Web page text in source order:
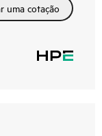
uma cotação